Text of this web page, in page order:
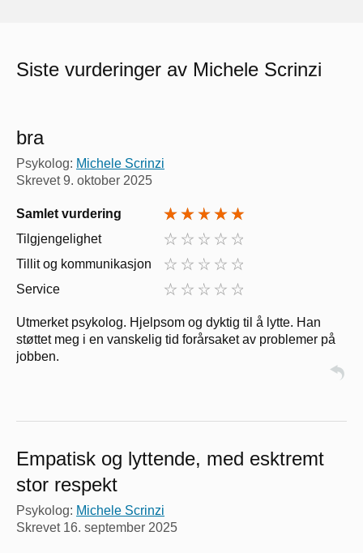
Siste vurderinger av Michele Scrinzi
bra
Psykolog: Michele Scrinzi
Skrevet9. oktober 2025
Samlet vurdering
Tilgjengelighet
Tillit og kommunikasjon
Service
Utmerket psykolog. Hjelpsom og dyktig til å lytte. Han
støttet meg i en vanskelig tid forårsaket av problemer på
jobben.
Empatisk og lyttende, med esktremt
stor respekt
Psykolog: Michele Scrinzi
Skrevet 16. september 2025